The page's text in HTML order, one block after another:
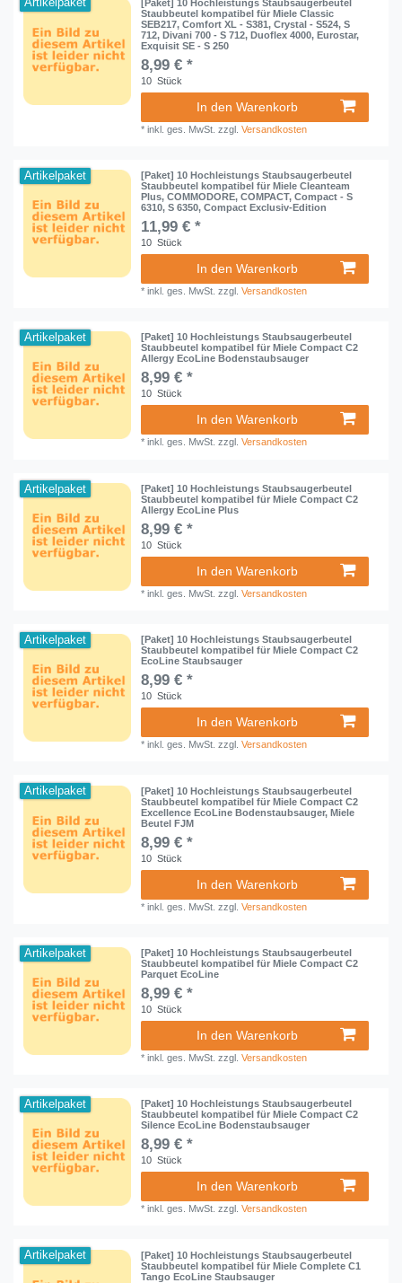
Artikelpaket
[Paket] 10 Hochleistungs Staubsaugerbeutel
Staubbeutel kompatibel für Miele Classic
SEB217, Comfort XL - S381, Crystal - S524, S
712, Divani 700 - S 712, Duoflex 4000, Eurostar,
Exquisit SE - S 250
8,99 € *
10 Stück
In den Warenkorb
*inkl. ges. MwSt. zzgl.Versandkosten
Artikelpaket
[Paket] 10 Hochleistungs Staubsaugerbeutel
Staubbeutel kompatibel für Miele Cleanteam
Plus, COMMODORE, COMPACT, Compact - S
6310, S 6350, Compact Exclusiv-Edition
11,99 € *
10 Stück
In den Warenkorb
*inkl. ges. MwSt. zzgl.Versandkosten
Artikelpaket
[Paket] 10 Hochleistungs Staubsaugerbeutel
Staubbeutel kompatibel für Miele Compact C2
Allergy EcoLine Bodenstaubsauger
8,99 € *
10 Stück
In den Warenkorb
*inkl. ges. MwSt. zzgl.Versandkosten
Artikelpaket
[Paket] 10 Hochleistungs Staubsaugerbeutel
Staubbeutel kompatibel für Miele Compact C2
Allergy EcoLine Plus
8,99 € *
10 Stück
In den Warenkorb
*inkl. ges. MwSt. zzgl.Versandkosten
Artikelpaket
[Paket] 10 Hochleistungs Staubsaugerbeutel
Staubbeutel kompatibel für Miele Compact C2
EcoLine Staubsauger
8,99 € *
10 Stück
In den Warenkorb
*inkl. ges. MwSt. zzgl.Versandkosten
Artikelpaket
[Paket] 10 Hochleistungs Staubsaugerbeutel
Staubbeutel kompatibel für Miele Compact C2
Excellence EcoLine Bodenstaubsauger, Miele
Beutel FJM
8,99 € *
10 Stück
In den Warenkorb
*inkl. ges. MwSt. zzgl.Versandkosten
Artikelpaket
[Paket] 10 Hochleistungs Staubsaugerbeutel
Staubbeutel kompatibel für Miele Compact C2
Parquet EcoLine
8,99 € *
10 Stück
In den Warenkorb
*inkl. ges. MwSt. zzgl.Versandkosten
Artikelpaket
[Paket] 10 Hochleistungs Staubsaugerbeutel
Staubbeutel kompatibel für Miele Compact C2
Silence EcoLine Bodenstaubsauger
8,99 € *
10 Stück
In den Warenkorb
*inkl. ges. MwSt. zzgl.Versandkosten
Artikelpaket
[Paket] 10 Hochleistungs Staubsaugerbeutel
Staubbeutel kompatibel für Miele Complete C1
Tango EcoLine Staubsauger